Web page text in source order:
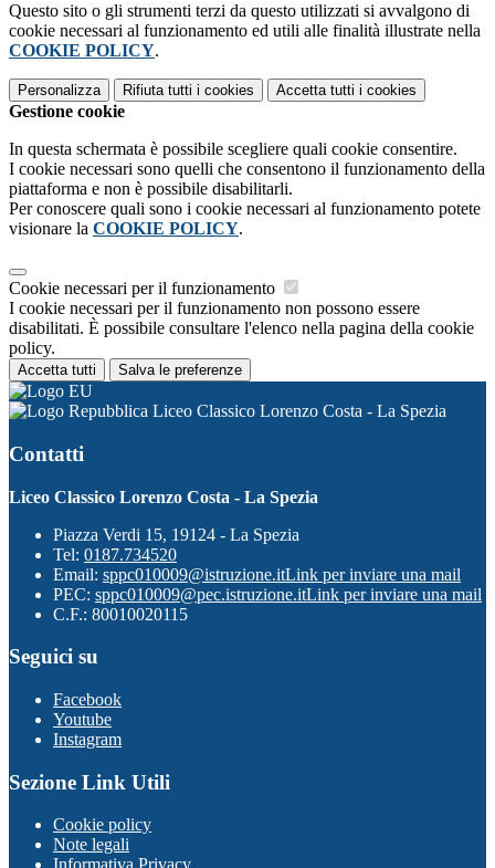
Questo sito o gli strumenti terzi da questo utilizzati si avvalgono di
cookie necessari al funzionamento ed utili alle finalità illustrate nella
COOKIE POLICY.
Personalizza Rifiuta tutti i cookies Accetta tutti i cookies
Gestione cookie
In questa schermata è possibile scegliere quali cookie consentire.
I cookie necessari sono quelli che consentono il funzionamento della
piattaforma e non è possibile disabilitarli.
Per conoscere quali sono i cookie necessari al funzionamento potete
visionare la COOKIE POLICY.
Cookie necessari per il funzionamento
I cookie necessari per il funzionamento non possono essere
disabilitati. È possibile consultare l'elenco nella pagina della cookie
policy.
Accetta tutti Salva le preferenze
Liceo Classico Lorenzo Costa - La Spezia
Contatti
Liceo Classico Lorenzo Costa - La Spezia
Piazza Verdi 15, 19124 - La Spezia
Tel: 0187.734520
Email: sppc010009@istruzione.itLink per inviare una mail
PEC: sppc010009@pec.istruzione.itLink per inviare una mail
C.F.: 80010020115
Seguici su
Facebook
Youtube
Instagram
Sezione Link Utili
Cookie policy
Note legali